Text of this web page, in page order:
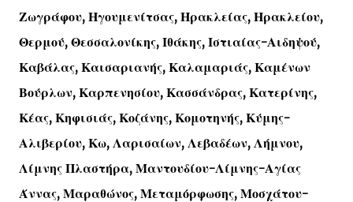
Ζωγράφου, Ηγουμενίτσας, Ηρακλείας, Ηρακλείου,
Θερμού, Θεσσαλονίκης, Ιθάκης, Ιστιαίας-Αιδηψού,
Καβάλας, Καισαριανής, Καλαμαριάς, Καμένων
Βούρλων, Καρπενησίου, Κασσάνδρας, Κατερίνης,
Κέας, Κηφισιάς, Κοζάνης, Κομοτηνής, Κύμης-
Αλιβερίου, Κω, Λαρισαίων, Λεβαδέων, Λήμνου,
Λίμνης Πλαστήρα, Μαντουδίου-Λίμνης-Αγίας
Άννας, Μαραθώνος, Μεταμόρφωσης, Μοσχάτου-